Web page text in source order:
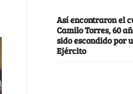
Así encontraron el
Camilo Torres, 60
sido escondido por
Ejército